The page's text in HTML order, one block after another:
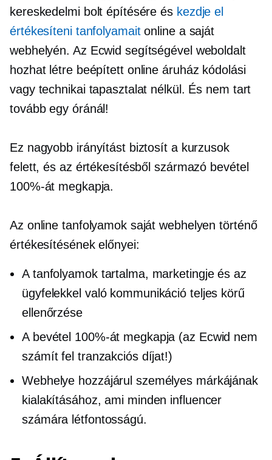
kereskedelmi bolt építésére és kezdje el
értékesíteni tanfolyamaitonline a saját
webhelyén. Az Ecwid segítségével weboldalt
hozhat létre beépítettonline áruház kódolási
vagy technikai tapasztalat nélkül. És nem tart
tovább egy óránál!
Ez nagyobb irányítást biztosít a kurzusok
felett, és az értékesítésből származó bevétel
100%-át megkapja.
Az online tanfolyamok saját webhelyen történő
értékesítésének előnyei:
A tanfolyamok tartalma, marketingje és az
ügyfelekkel való kommunikáció teljes körű
ellenőrzése
A bevétel 100%-át megkapja (az Ecwid nem
számít fel tranzakciós díjat!)
Webhelye hozzájárul személyes márkájának
kialakításához, ami minden influencer
számára létfontosságú.